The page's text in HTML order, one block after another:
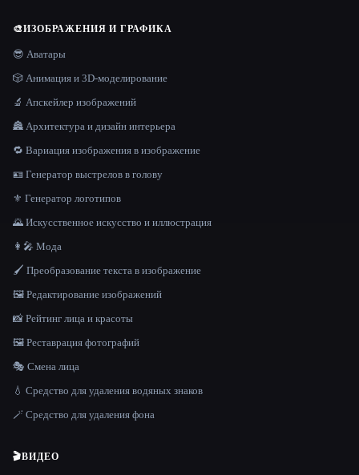
🎨ИЗОБРАЖЕНИЯ И ГРАФИКА
😎 Аватары
🎲 Анимация и 3D-моделирование
🔬 Апскейлер изображений
🏯 Архитектура и дизайн интерьера
🔁 Вариация изображения в изображение
🪪 Генератор выстрелов в голову
⚜️ Генератор логотипов
🌄 Искусственное искусство и иллюстрация
👩‍🎤 Мода
🖌️ Преобразование текста в изображение
🖼️ Редактирование изображений
📸 Рейтинг лица и красоты
🖼️ Реставрация фотографий
🎭 Смена лица
💧 Средство для удаления водяных знаков
🪄 Средство для удаления фона
🎬ВИДЕО